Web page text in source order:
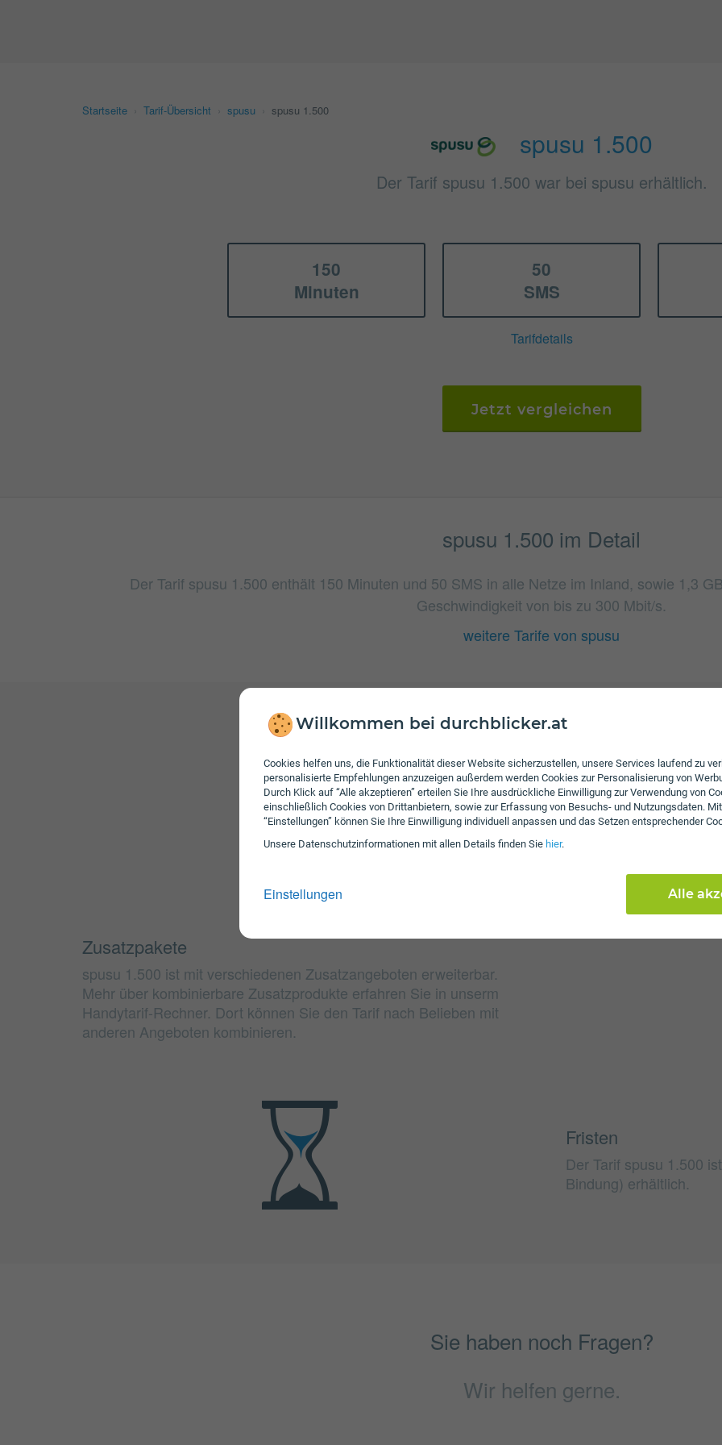
Willkommen bei durchblicker.at
Cookies helfen uns, die Funktionalität dieser Website sicherzustellen, unsere Services laufend zu
personalisierte Empfehlungen anzuzeigen außerdem werden Cookies zur Personalisierung von
Durch Klick auf “Alle akzeptieren” erteilen Sie Ihre ausdrückliche Einwilligung zur Verwendung von
einschließlich Cookies von Drittanbietern, sowie zur Erfassung von Besuchs- und Nutzungsdaten.
“Einstellungen” können Sie Ihre Einwilligung individuell anpassen und das Setzen entsprechender
Unsere Daten­schutz­informationen mit allen Details finden Sie hier.
Einstellungen Alle
Startseite Tarif-Übersicht spusu spusu 1.500
spusu 1.500
Der Tarif spusu 1.500 war bei spusu erhältlich.
150
Minuten
50
SMS
Tarifdetails
Jetzt vergleichen
spusu 1.500 im Detail
Der Tarif spusu 1.500 enthält 150 Minuten und 50 SMS in alle Netze im Inland, sowie 1,3
Geschwindigkeit von bis zu 300 Mbit/s.
weitere Tarife von spusu
Gebühren
Nach Verbrauch der
von 4 ct/€ pro Minute
das inkludierte
Kbit/s weitersurfen.
Zusatzpakete
spusu 1.500 ist mit verschiedenen Zusatzangeboten erweiterbar.
Mehr über kombinierbare Zusatzprodukte erfahren Sie in unserm
Handytarif-Rechner. Dort können Sie den Tarif nach Belieben mit
anderen Angeboten kombinieren.
Fristen
Der Tarif spusu 1.500
Bindung) erhältlich.
Sie haben noch Fragen?
Wir helfen gerne.